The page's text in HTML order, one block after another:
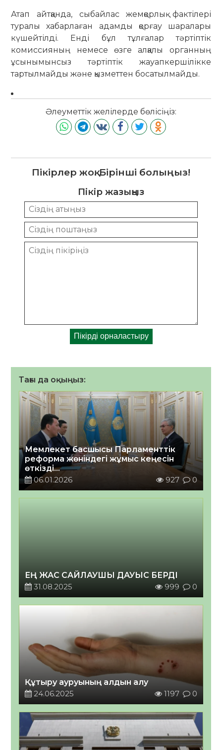
Атап айтқанда, сыбайлас жемқорлық фактілері
туралы хабарлаған адамды қорғау шаралары
күшейтілді. Енді бұл тұлғалар тәртіптік
комиссияның немесе өзге алқалы органның
ұсынымынсыз тәртіптік жауапкершілікке
тартылмайды және қызметтен босатылмайды.
Әлеуметтік желілерде бөлісіңіз:
Пікірлер жоқ. Бірінші болыңыз!
Пікір жазыңыз
Тағы да оқыңыз:
Мемлекет басшысы Парламенттік
реформа жөніндегі жұмыс кеңесін
өткізді
2026 жылғы 06 қаңтар
06.01.2026 927 0
ЕҢ ЖАС САЙЛАУШЫ ДАУЫС БЕРДІ
31.08.2025
999 0
Құтыру ауруының алдын алу
24.06.2025
1197 0